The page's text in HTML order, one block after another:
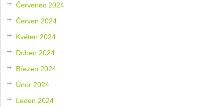
Červenec 2024
Červen 2024
Květen 2024
Duben 2024
Březen 2024
Únor 2024
Leden 2024